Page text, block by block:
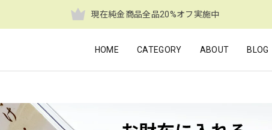
現在純金商品全品20%オフ実施中
HOME CATEGORY ABOUT BLOG